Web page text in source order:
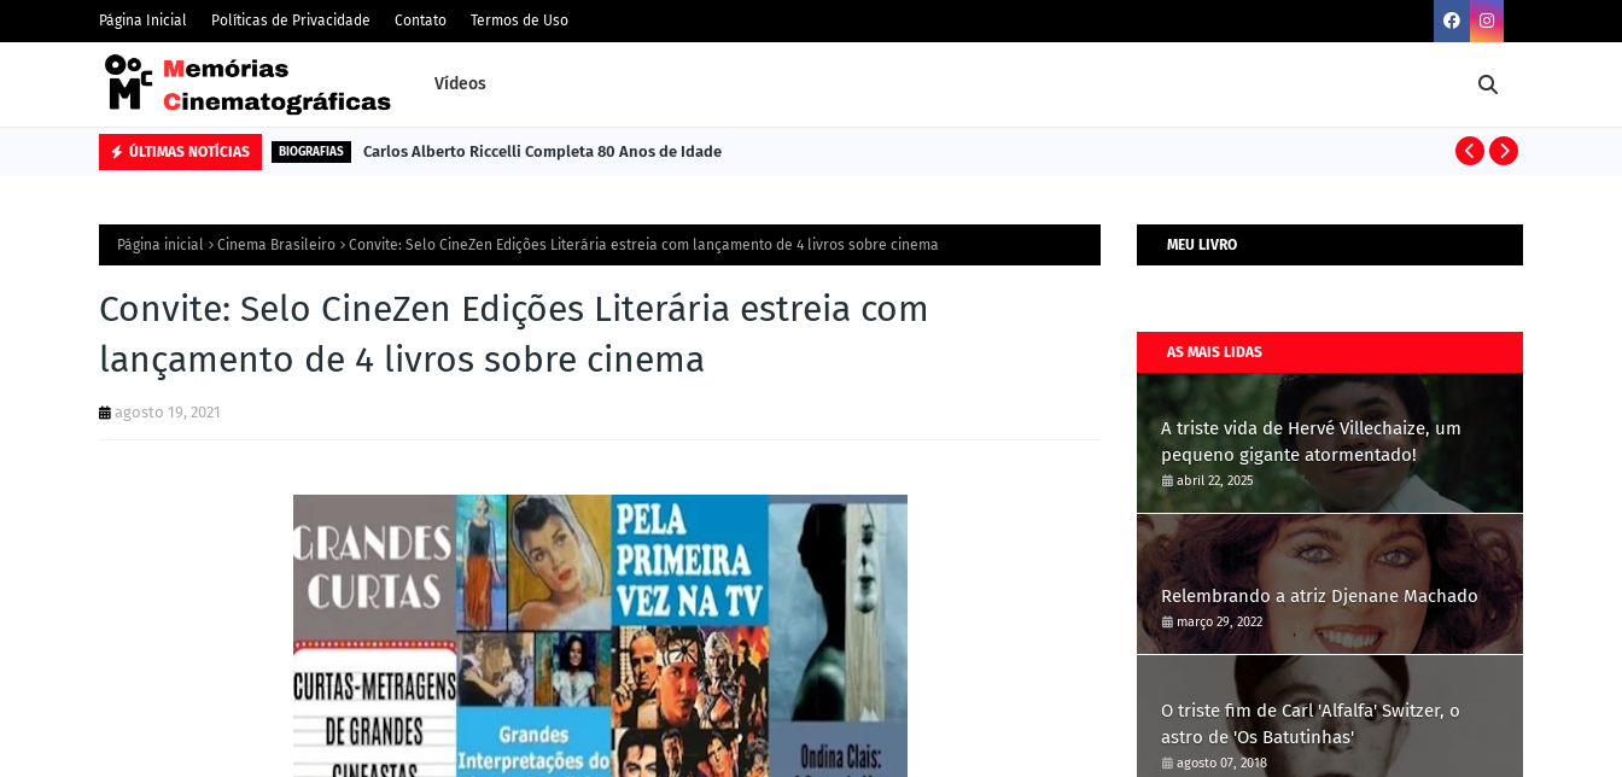
Página Inicial Políticas de Privacidade Contato Termos de Uso
Vídeos
ÚLTIMAS NOTÍCIAS BIOGRAFIAS Carlos Alberto Riccelli Completa 80 Anos de Idade
Página inicial Cinema Brasileiro Convite: Selo CineZen Edições Literária estreia com lançamento de 4 livros sobre cinema
Convite: Selo CineZen Edições Literária estreia com
lançamento de 4 livros sobre cinema
agosto 19, 2021
MEU LIVRO
AS MAIS LIDAS
A triste vida de Hervé Villechaize, um
pequeno gigante atormentado!
abril 22, 2025
Relembrando a atriz Djenane Machado
março 29, 2022
O triste fim de Carl 'Alfalfa' Switzer, o
astro de 'Os Batutinhas'
agosto 07, 2018